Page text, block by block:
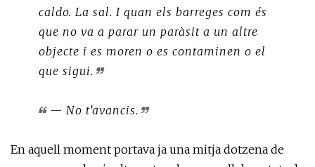
caldo. La sal. I quan els barreges com és
que no va a parar un paràsit a un altre
objecte i es moren o es contaminen o el
que sigui.
— No t’avancis.
En aquell moment portava ja una mitja dotzena de